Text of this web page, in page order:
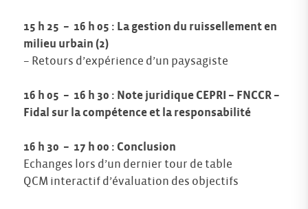
15 h 25 – 16 h 05 : La gestion du ruissellement en
milieu urbain (2)
– Retours d’expérience d’un paysagiste
16 h 05 – 16 h 30 : Note juridique CEPRI – FNCCR –
Fidal sur la compétence et la responsabilité
16 h 30 – 17 h 00 : Conclusion
Echanges lors d’un dernier tour de table
QCM interactif d’évaluation des objectifs